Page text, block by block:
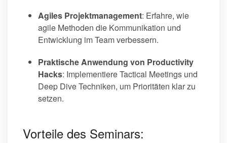
Agiles Projektmanagement: Erfahre, wie
agile Methoden die Kommunikation und
Entwicklung im Team verbessern.
Praktische Anwendung von Productivity
Hacks: Implementiere Tactical Meetings und
Deep Dive Techniken, um Prioritäten klar zu
setzen.
Vorteile des Seminars: